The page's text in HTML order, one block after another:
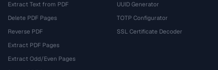
Extract Text from PDF
Delete PDF Pages
Reverse PDF
Extract PDF Pages
Extract Odd/Even Pages
UUID Generator
TOTP Configurator
SSL Certificate Decoder